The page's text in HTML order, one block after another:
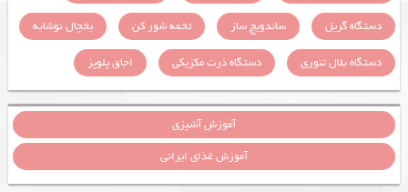
دستگاه گریل
ساندویچ ساز تخمه شور کن
یخچال نوشابه
دستگاه بلال تنوری
دستگاه ذرت مکزیکی اجاق پلوپز
آموزش آشپزی
آموزش غذای ایرانی